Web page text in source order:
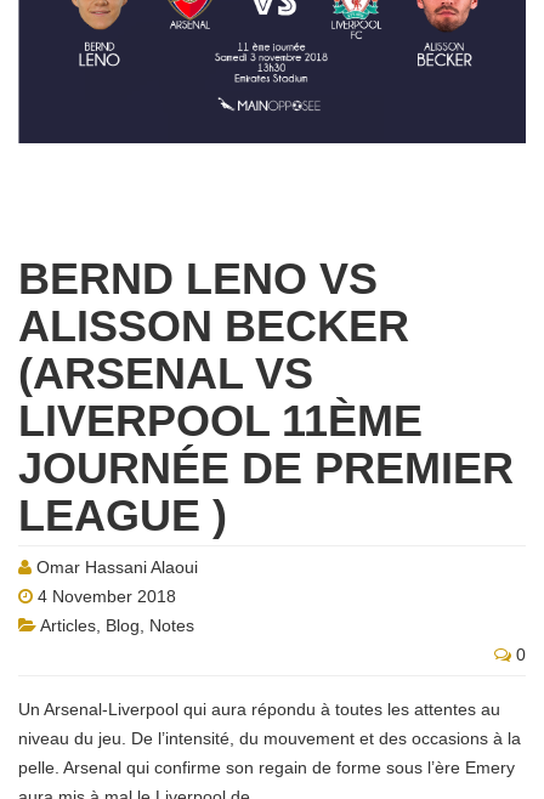
BERND LENO VS
ALISSON BECKER
(ARSENAL VS
LIVERPOOL 11ÈME
JOURNÉE DE PREMIER
LEAGUE )
Omar Hassani Alaoui
4 November 2018
Articles Blog
Notes
0
Un Arsenal-Liverpool qui aura répondu à toutes les attentes au
niveau du jeu. De l’intensité, du mouvement et des occasions à la
pelle. Arsenal qui confirme son regain de forme sous l’ère Emery